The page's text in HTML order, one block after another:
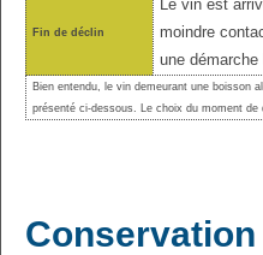
Fin de déclin
Le vin est
moindre
une
Bien entendu, le vin demeurant une boisson
présenté ci-dessous. Le choix du moment de